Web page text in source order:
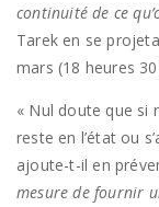
continuité de ce
Tarek en se
mars (18 heures
« Nul doute que si
reste en l’état ou
ajoute-t-il en
mesure de fournir